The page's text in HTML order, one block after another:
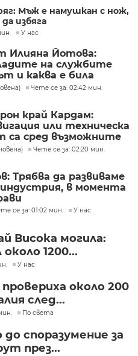
Мъж е намушкан с нож,
избяга
У нас
Илияна Йотова:
на службите
и каква е била
Чете се за: 02:42 мин.
край Кардам:
или техническа
са сред възможните
Чете се за: 02:20 мин.
Трябва да развиваме
в момента
се за: 01:02 мин. У нас
Висока могила:
1200...
У нас
около 200
след...
По света
споразумение за
през...